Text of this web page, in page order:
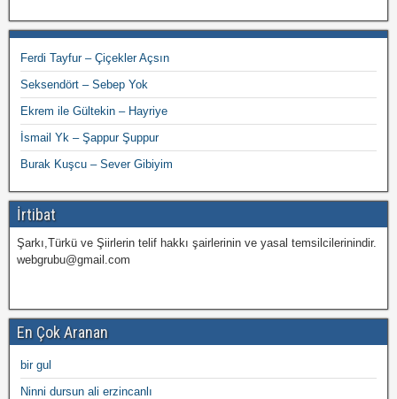
Ferdi Tayfur – Çiçekler Açsın
Seksendört – Sebep Yok
Ekrem ile Gültekin – Hayriye
İsmail Yk – Şappur Şuppur
Burak Kuşcu – Sever Gibiyim
İrtibat
Şarkı,Türkü ve Şiirlerin telif hakkı şairlerinin ve yasal temsilcilerinindir.
webgrubu@gmail.com
En Çok Aranan
bir gul
Ninni dursun ali erzincanlı